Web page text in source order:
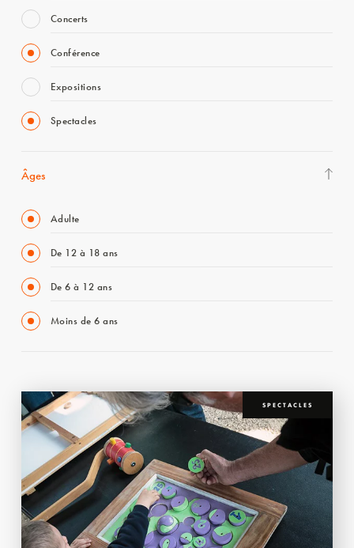
Concerts
Conférence
Expositions
Spectacles
Âges
Adulte
De 12 à 18 ans
De 6 à 12 ans
Moins de 6 ans
SPECTACLES